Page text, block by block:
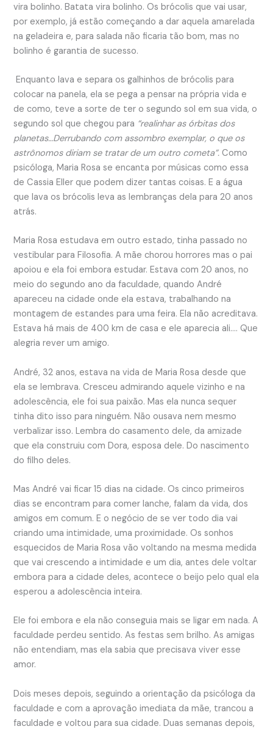
vira bolinho. Batata vira bolinho. Os brócolis que vai usar,
por exemplo, já estão começando a dar aquela amarelada
na geladeira e, para salada não ficaria tão bom, mas no
bolinho é garantia de sucesso.
Enquanto lava e separa os galhinhos de brócolis para
colocar na panela, ela se pega a pensar na própria vida e
de como, teve a sorte de ter o segundo sol em sua vida, o
segundo sol que chegou para “realinhar as órbitas dos
planetas…Derrubando com assombro exemplar, o que os
astrônomos diriam se tratar de um outro cometa”. Como
psicóloga, Maria Rosa se encanta por músicas como essa
de Cassia Eller que podem dizer tantas coisas. E a água
que lava os brócolis leva as lembranças dela para 20 anos
atrás.
Maria Rosa estudava em outro estado, tinha passado no
vestibular para Filosofia. A mãe chorou horrores mas o pai
apoiou e ela foi embora estudar. Estava com 20 anos, no
meio do segundo ano da faculdade, quando André
apareceu na cidade onde ela estava, trabalhando na
montagem de estandes para uma feira. Ela não acreditava.
Estava há mais de 400 km de casa e ele aparecia ali…. Que
alegria rever um amigo.
André, 32 anos, estava na vida de Maria Rosa desde que
ela se lembrava. Cresceu admirando aquele vizinho e na
adolescência, ele foi sua paixão. Mas ela nunca sequer
tinha dito isso para ninguém. Não ousava nem mesmo
verbalizar isso. Lembra do casamento dele, da amizade
que ela construiu com Dora, esposa dele. Do nascimento
do filho deles.
Mas André vai ficar 15 dias na cidade. Os cinco primeiros
dias se encontram para comer lanche, falam da vida, dos
amigos em comum. E o negócio de se ver todo dia vai
criando uma intimidade, uma proximidade. Os sonhos
esquecidos de Maria Rosa vão voltando na mesma medida
que vai crescendo a intimidade e um dia, antes dele voltar
embora para a cidade deles, acontece o beijo pelo qual ela
esperou a adolescência inteira.
Ele foi embora e ela não conseguia mais se ligar em nada. A
faculdade perdeu sentido. As festas sem brilho. As amigas
não entendiam, mas ela sabia que precisava viver esse
amor.
Dois meses depois, seguindo a orientação da psicóloga da
faculdade e com a aprovação imediata da mãe, trancou a
faculdade e voltou para sua cidade. Duas semanas depois,